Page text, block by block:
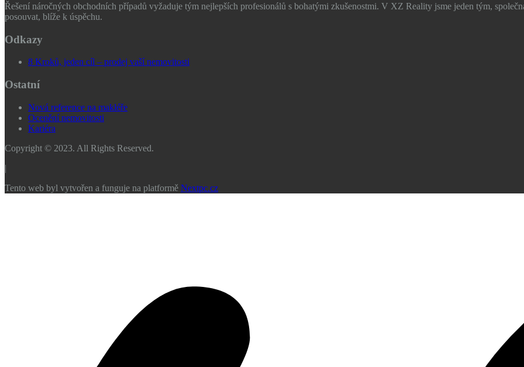
Řešení náročných obchodních případů vyžaduje tým nejlepších profesionálů s bohatými zkušenostmi. V XZ Reality jsme jeden tým,
posouvat, blíže k úspěchu.
Odkazy
8 Kroků, jeden cíl – prodej vaší nemovitosti
Ostatní
Nová reference na makléře
Ocenění nemovitosti
Kariéra
Copyright © 2023. All Rights Reserved.
|
Tento web byl vytvořen a funguje na platformě Nextpc.cz